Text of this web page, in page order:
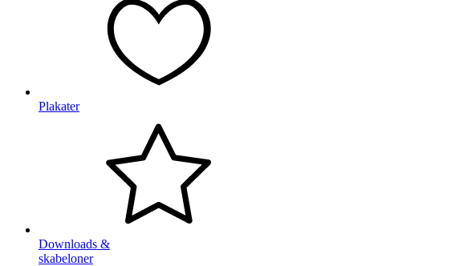
Plakater
Downloads &
skabeloner